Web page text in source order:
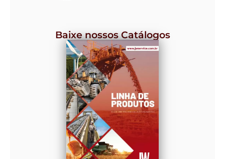
Baixe nossos Catálogos